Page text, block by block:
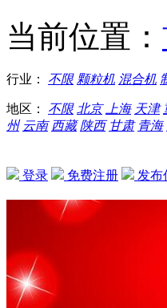
当前位置：
行业： 不限 颗粒机 混合机
地区： 不限 北京 上海 天津
州 云南 西藏 陕西 甘肃 青海
登录 免费注册 发布